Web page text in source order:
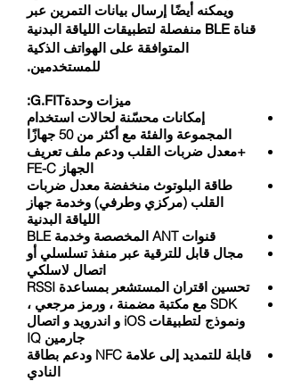
ويمكنه أيضًا إرسال بيانات التمرين عبر
قناة BLE منفصلة لتطبيقات اللياقة البدنية
المتوافقة على الهواتف الذكية
للمستخدمين.
ميزات وحدةG.FIT:
إمكانات محسّنة لحالات استخدام
المجموعة والفئة مع أكثر من 50 جهازًا
+معدل ضربات القلب ودعم ملف تعريف
الجهاز FE-C
طاقة البلوتوث منخفضة معدل ضربات
القلب (مركزي وطرفي) وخدمة جهاز
اللياقة البدنية
قنوات ANT المخصصة وخدمة BLE
مجال قابل للترقية عبر منفذ تسلسلي أو
اتصال لاسلكي
تحسين اقتران المستشعر بمساعدة RSSI
SDK مع مكتبة مضمنة ، ورمز مرجعي ،
ونموذج لتطبيقات iOS و اندرويد و اتصال
جارمين IQ
قابلة للتمديد إلى علامة NFC ودعم بطاقة
النادي